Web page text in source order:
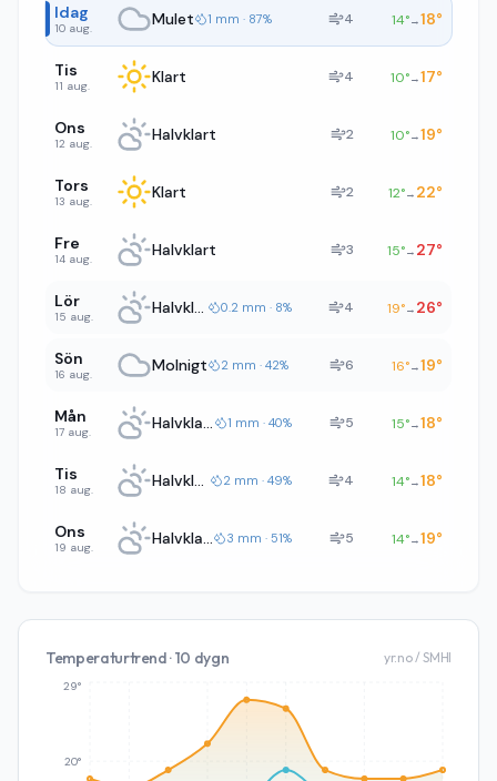
Idag
10 aug. Mulet 1 mm · 87% 4 14°→18°
Tis
11 aug. Klart 4 10°→17°
Ons
12 aug. Halvklart 2 10°→19°
Tors
13 aug. Klart 2 12°→ 22°
Fre
14 aug. Halvklart 3 15°→ 27°
Lör
15 aug. Halvklart 0.2 mm · 8% 4 19°→ 26°
Sön
16 aug. Molnigt 2 mm · 42% 6 16°→19°
Mån
17 aug. Halvklart 1 mm · 40% 5 15°→18°
Tis
18 aug. Halvklart 2 mm · 49% 4 14°→18°
Ons
19 aug. Halvklart 3 mm · 51% 5 14°→19°
Temperaturtrend · 10 dygn yr.no / SMHI
20°
29°